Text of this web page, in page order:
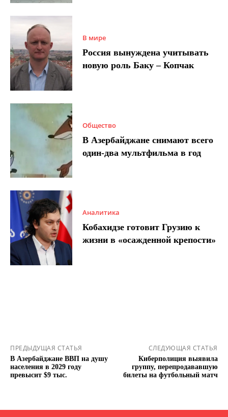
В мире
Россия вынуждена учитывать
новую роль Баку – Копчак
Общество
В Азербайджане снимают всего
один-два мультфильма в год
Аналитика
Кобахидзе готовит Грузию к
жизни в «осажденной крепости»
ПРЕДЫДУЩАЯ СТАТЬЯ
В Азербайджане ВВП на душу
населения в 2029 году
превысит $9 тыс.
СЛЕДУЮЩАЯ СТАТЬЯ
Киберполиция выявила
группу, перепродававшую
билеты на футбольный матч